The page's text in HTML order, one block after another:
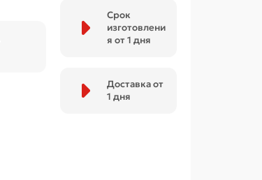
Срок
изготовлени
я от 1 дня
Доставка от
1 дня